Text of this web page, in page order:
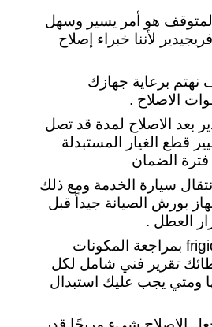
هو أمر يسير وسهل
لأننا خبراء إصلاح
نهتم برعاية جهازك
الاصلاح .
بعد الاصلاح لمدة قد تصل
قطع الغيار المستبدلة
الضمان
سيارة الخدمة ومع ذلك
بورش الصيانة جيداً قبل
العطل .
لهذا يقوم خبراء frigidaire بمراجعة المكونات
تقرير فني شامل لكل
ومتي يجب عليك استبدال